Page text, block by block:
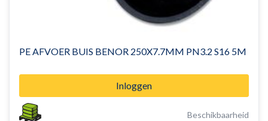
PE AFVOER BUIS BENOR 250X7.7MM PN3.2 S16 5M
Inloggen
Beschikbaarheid